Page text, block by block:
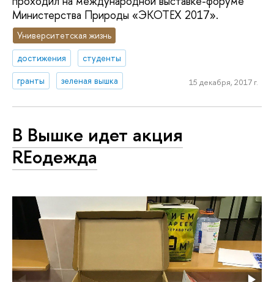
Министерства Природы «ЭКОТЕХ 2017».
Университетская жизнь
достижения
студенты
гранты
зеленая вышка 15 декабря, 2017 г.
В Вышке идет акция
REодежда